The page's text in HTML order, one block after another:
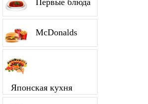
Первые блюда
McDonalds
Японская кухня